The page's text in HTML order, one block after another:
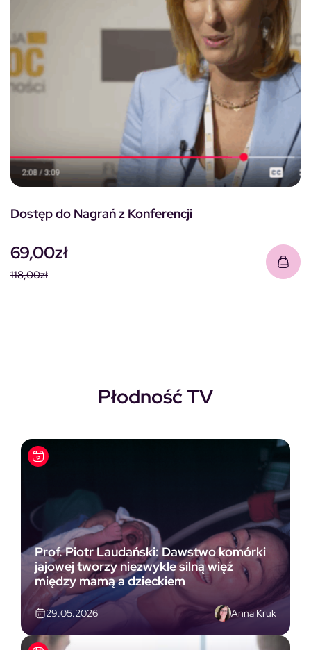
Dostęp do Nagrań z Konferencji
118,00zł
69,00zł
Płodność TV
Prof. Piotr Laudański: Dawstwo komórki
jajowej tworzy niezwykle silną więź
między mamą a dzieckiem
29.05.2026 Anna Kruk